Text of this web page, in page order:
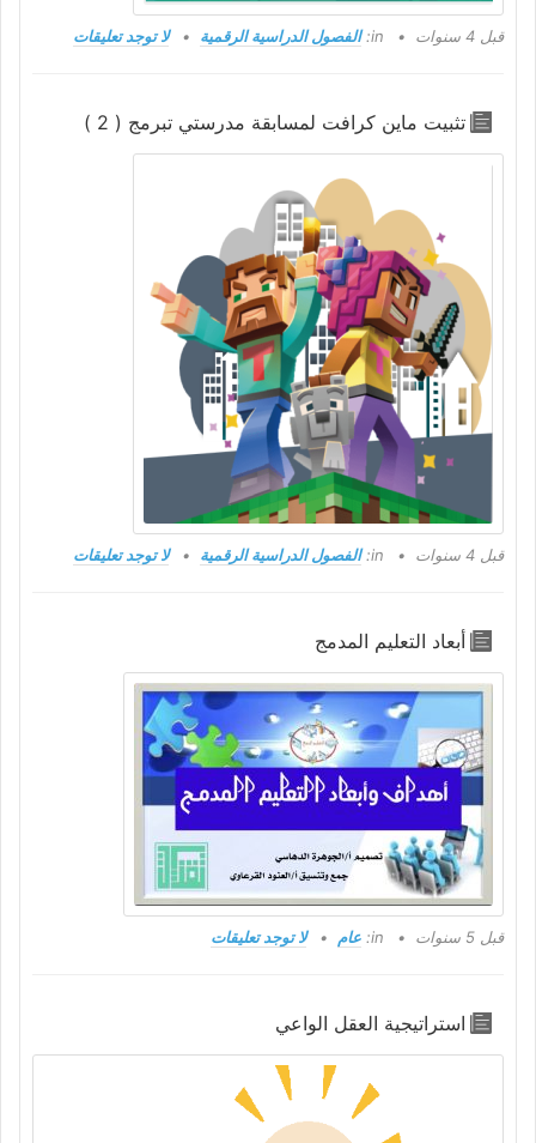
قبل 4 سنوات in: الفصول الدراسية الرقمية لا توجد تعليقات
تثبيت ماين كرافت لمسابقة مدرستي تبرمج ( 2 )
قبل 4 سنوات in: الفصول الدراسية الرقمية لا توجد تعليقات
أبعاد التعليم المدمج
قبل 5 سنوات in: عام لا توجد تعليقات
استراتيجية العقل الواعي